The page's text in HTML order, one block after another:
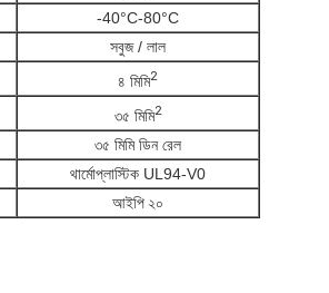
-40°C-80°C
সবুজ / লাল
৪ মিমি2
৩৫ মিমি2
৩৫ মিমি ডিন রেল
থার্মোপ্লাস্টিক UL94-V0
আইপি ২০